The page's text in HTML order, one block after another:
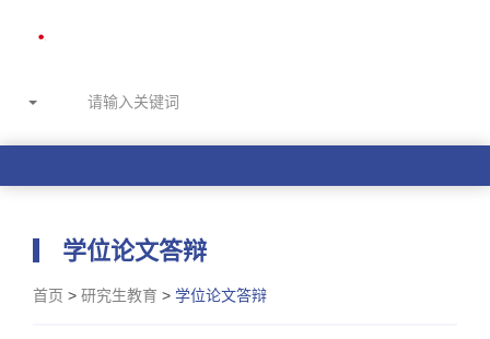
学位论文答辩
首页 > 研究生教育 > 学位论文答辩